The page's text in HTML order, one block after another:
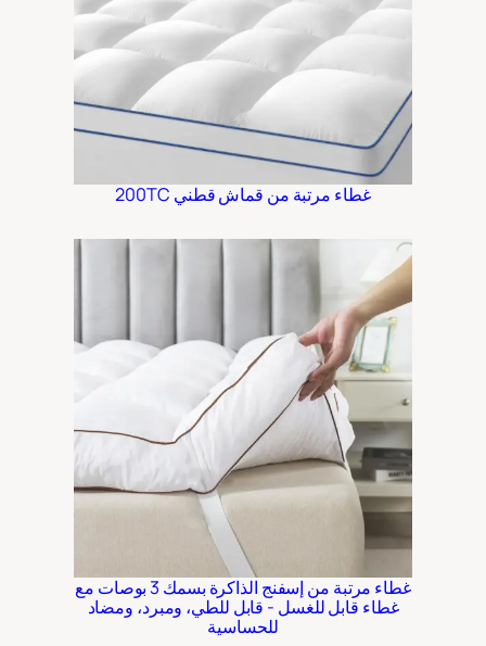
غطاء مرتبة من قماش قطني 200TC
غطاء مرتبة من إسفنج الذاكرة بسمك 3 بوصات مع
غطاء قابل للغسل - قابل للطي، ومبرد، ومضاد
للحساسية